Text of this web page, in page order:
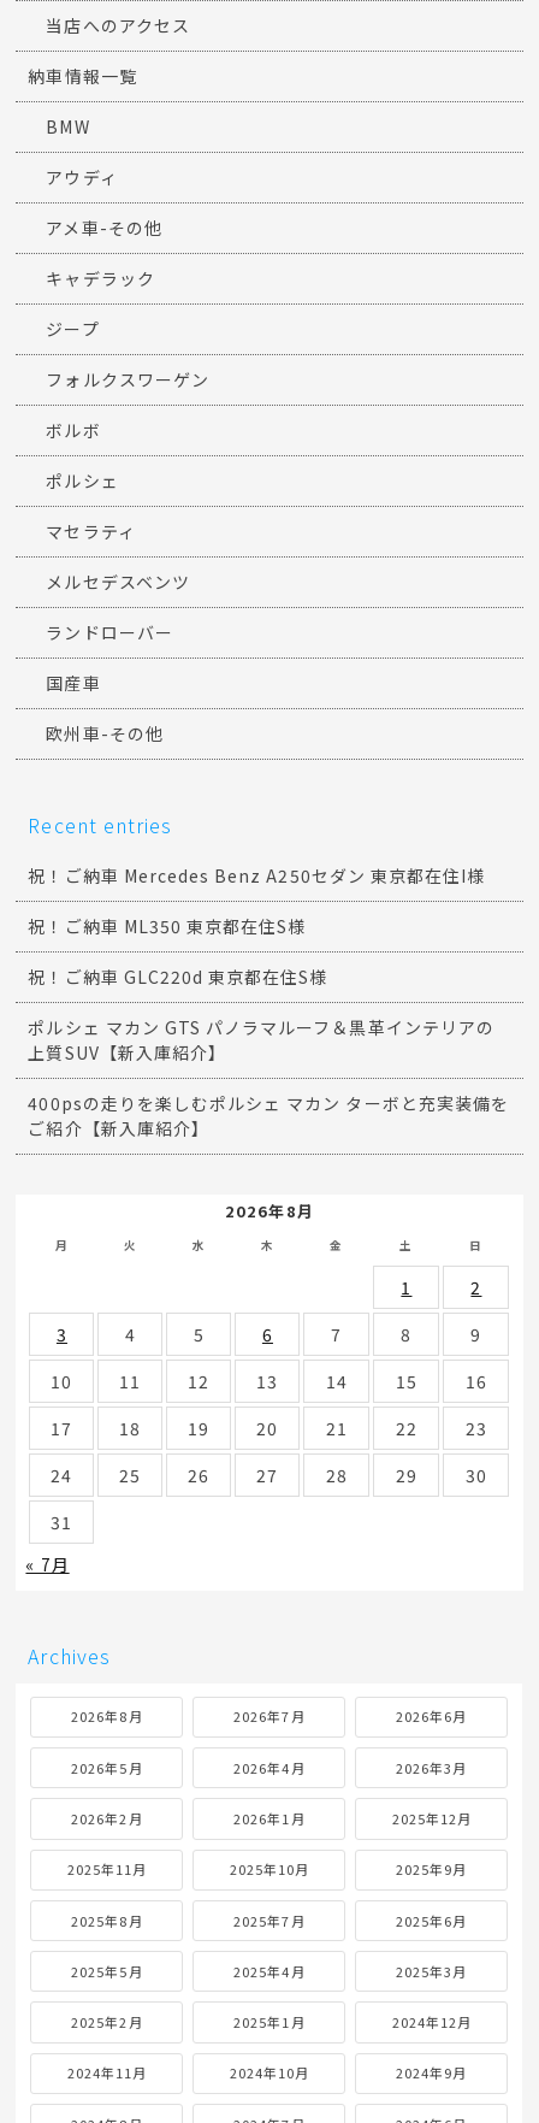
当店へのアクセス
納車情報一覧
BMW
アウディ
アメ車-その他
キャデラック
ジープ
フォルクスワーゲン
ボルボ
ポルシェ
マセラティ
メルセデスベンツ
ランドローバー
国産車
欧州車-その他
Recent entries
祝！ご納車 Mercedes Benz A250セダン 東京都在住I様
祝！ご納車 ML350 東京都在住S様
祝！ご納車 GLC220d 東京都在住S様
ポルシェ マカン GTS パノラマルーフ＆黒革インテリアの
上質SUV【新入庫紹介】
400psの走りを楽しむポルシェ マカン ターボと充実装備を
ご紹介【新入庫紹介】
2026年8月
月 火 水 木 金 土 日
1
2
3
4 5 6 7 8
9
10
11 12 13 14 15
16
17
18 19 20 21 22
23
24
25 26 27 28 29
30
31
« 7月
Archives
2026年8月 2026年7月 2026年6月
2026年5月 2026年4月 2026年3月
2026年2月 2026年1月 2025年12月
2025年11月 2025年10月 2025年9月
2025年8月 2025年7月 2025年6月
2025年5月 2025年4月 2025年3月
2025年2月 2025年1月 2024年12月
2024年11月 2024年10月 2024年9月